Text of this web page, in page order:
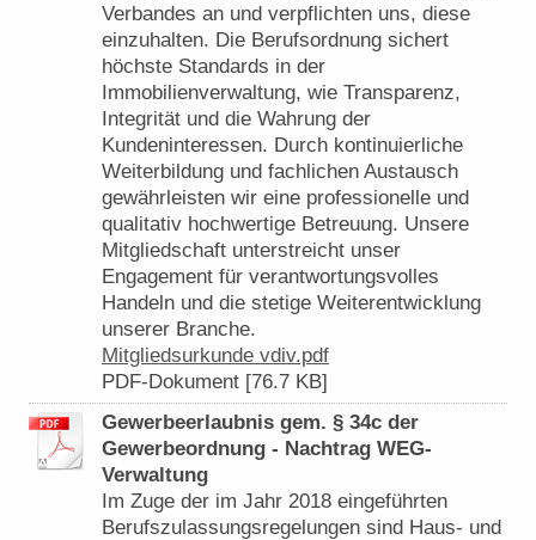
Verbandes an und verpflichten uns, diese
einzuhalten. Die Berufsordnung sichert
höchste Standards in der
Immobilienverwaltung, wie Transparenz,
Integrität und die Wahrung der
Kundeninteressen. Durch kontinuierliche
Weiterbildung und fachlichen Austausch
gewährleisten wir eine professionelle und
qualitativ hochwertige Betreuung. Unsere
Mitgliedschaft unterstreicht unser
Engagement für verantwortungsvolles
Handeln und die stetige Weiterentwicklung
unserer Branche.
Mitgliedsurkunde vdiv.pdf
PDF-Dokument [76.7 KB]
Gewerbeerlaubnis gem. § 34c der
Gewerbeordnung - Nachtrag WEG-
Verwaltung
Im Zuge der im Jahr 2018 eingeführten
Berufszulassungsregelungen sind Haus- und